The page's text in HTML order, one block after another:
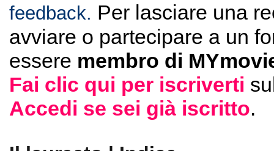
feedback. Per lasciare una
avviare o partecipare a un
essere membro di
Fai clic qui per iscriverti
Accedi se sei già iscritto.